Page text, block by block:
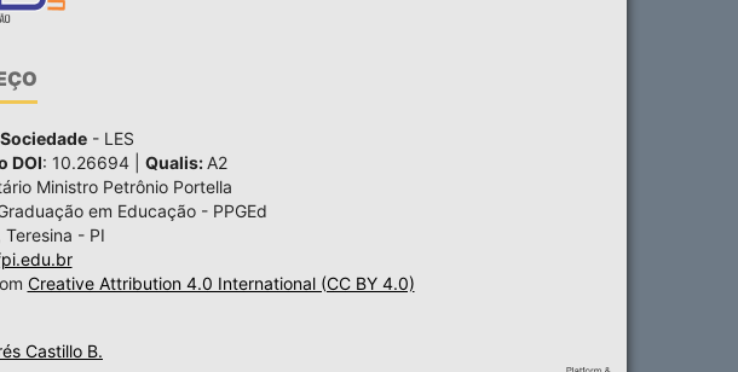
- LES
DOI: 10.26694 | Qualis: A2
Ministro Petrônio Portella
em Educação - PPGEd
- PI
Creative Attribution 4.0 International (CC BY 4.0)
Castillo B.